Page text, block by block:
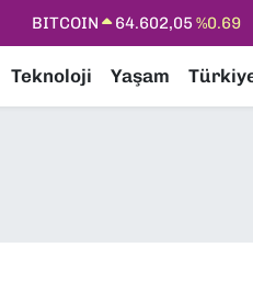
DOLAR 47,5986%0.06
STERLİN
64,2438%0.21
Teknoloji Yaşam